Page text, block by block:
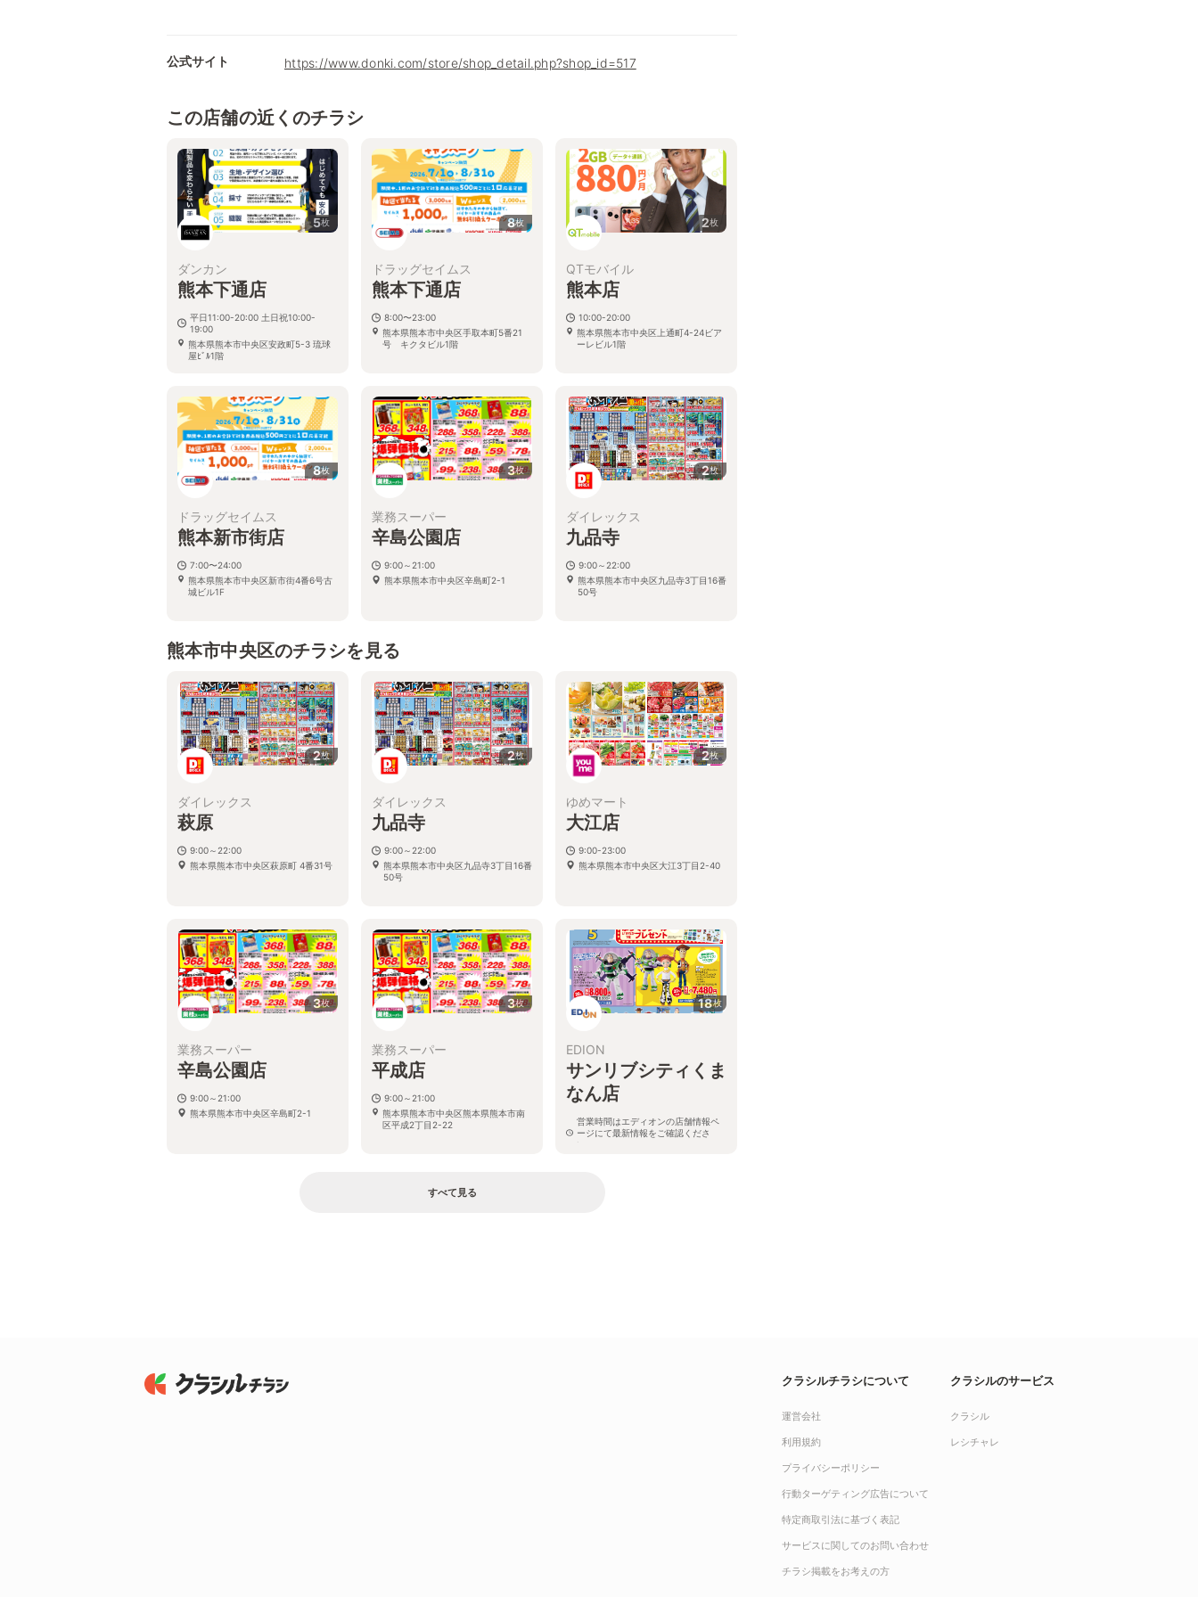
公式サイト https://www.donki.com/store/shop_detail.php?shop_id=517
この店舗の近くのチラシ
5枚
ダンカン
熊本下通店
平日11:00-20:00 土日祝10:00-
19:00
熊本県熊本市中央区安政町5-3 琉球
屋ﾋﾞﾙ1階
8枚
ドラッグセイムス
熊本下通店
8:00〜23:00
熊本県熊本市中央区手取本町5番21
号 キクタビル1階
2枚
QTモバイル
熊本店
10:00-20:00
熊本県熊本市中央区上通町4-24ビア
ーレビル1階
8枚
ドラッグセイムス
熊本新市街店
7:00〜24:00
熊本県熊本市中央区新市街4番6号古
城ビル1F
3枚
業務スーパー
辛島公園店
9:00～21:00
熊本県熊本市中央区辛島町2-1
2枚
ダイレックス
九品寺
9:00～22:00
熊本県熊本市中央区九品寺3丁目16番
50号
熊本市中央区のチラシを見る
2枚
ダイレックス
萩原
9:00～22:00
熊本県熊本市中央区萩原町 4番31号
2枚
ダイレックス
九品寺
9:00～22:00
熊本県熊本市中央区九品寺3丁目16番
50号
2枚
ゆめマート
大江店
9:00-23:00
熊本県熊本市中央区大江3丁目2-40
3枚
業務スーパー
辛島公園店
9:00～21:00
熊本県熊本市中央区辛島町2-1
3枚
業務スーパー
平成店
9:00～21:00
熊本県熊本市中央区熊本県熊本市南
区平成2丁目2-22
18枚
EDION
サンリブシティくま
なん店
営業時間はエディオンの店舗情報ペ
ージにて最新情報をご確認くださ
い。
すべて見る
クラシルチラシについて
運営会社
利用規約
プライバシーポリシー
行動ターゲティング広告について
特定商取引法に基づく表記
サービスに関してのお問い合わせ
チラシ掲載をお考えの方
クラシルのサービス
クラシル
レシチャレ